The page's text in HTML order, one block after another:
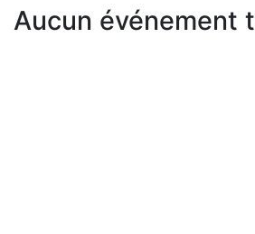
Aucun événement